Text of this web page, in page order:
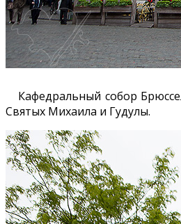
Кафедральный собор
Святых Михаила и Гудулы.